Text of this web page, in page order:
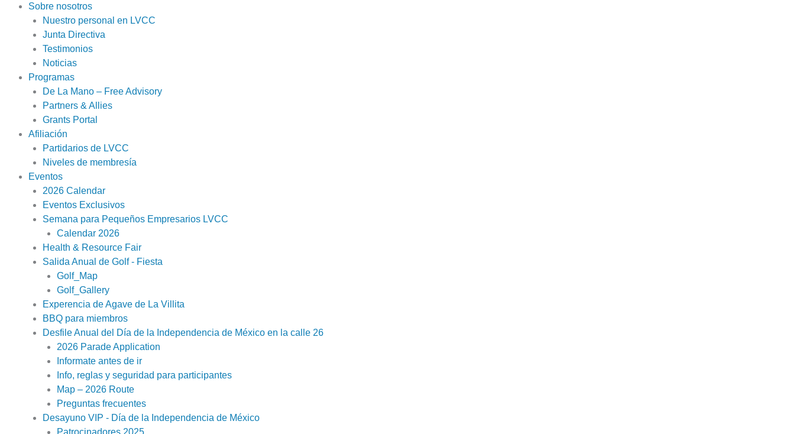
Sobre nosotros
Nuestro personal en LVCC
Junta Directiva
Testimonios
Noticias
Programas
De La Mano – Free Advisory
Partners & Allies
Grants Portal
Afiliación
Partidarios de LVCC
Niveles de membresía
Eventos
2026 Calendar
Eventos Exclusivos
Semana para Pequeños Empresarios LVCC
Calendar 2026
Health & Resource Fair
Salida Anual de Golf - Fiesta
Golf_Map
Golf_Gallery
Experencia de Agave de La Villita
BBQ para miembros
Desfile Anual del Día de la Independencia de México en la calle 26
2026 Parade Application
Informate antes de ir
Info, reglas y seguridad para participantes
Map – 2026 Route
Preguntas frecuentes
Desayuno VIP - Día de la Independencia de México
Patrocinadores 2025